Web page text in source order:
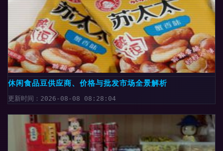
休闲食品豆供应商、价格与批发市场全景解析
更新时间：2026-08-08 08:28:04